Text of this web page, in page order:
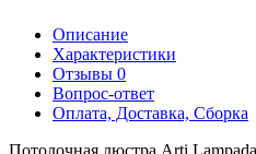
Описание
Характеристики
Отзывы 0
Вопрос-ответ
Оплата, Доставка, Сборка
Потолочная люстра Arti